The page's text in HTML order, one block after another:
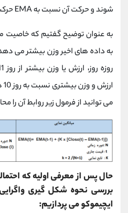
شوند و حرکت آن نسبت بهEMA
به عنوان توضیح گفتیم که خاصیت
می توانید از فرمول زیر روابط آن را
حال پس از معرفی اولیه که
بررسی نحوه شکل گیری
ایچیموکو می پردازیم: